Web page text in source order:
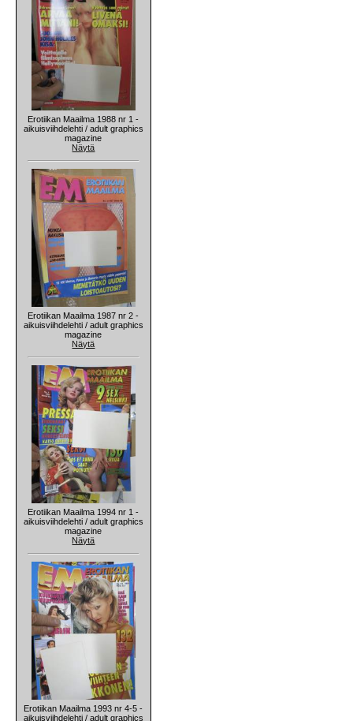
Erotiikan Maailma 1988 nr 1 -
aikuisviihdelehti / adult graphics
magazine
Näytä
Erotiikan Maailma 1987 nr 2 -
aikuisviihdelehti / adult graphics
magazine
Näytä
Erotiikan Maailma 1994 nr 1 -
aikuisviihdelehti / adult graphics
magazine
Näytä
Erotiikan Maailma 1993 nr 4-5 -
aikuisviihdelehti / adult graphics